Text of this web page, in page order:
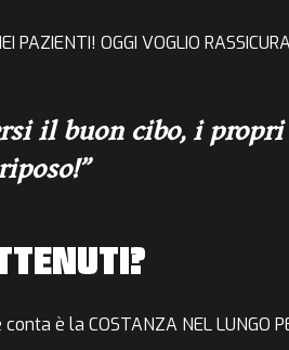
PAZIENTI! OGGI VOGLIO
il buon cibo, i
conta è la COSTANZA NEL LUNGO